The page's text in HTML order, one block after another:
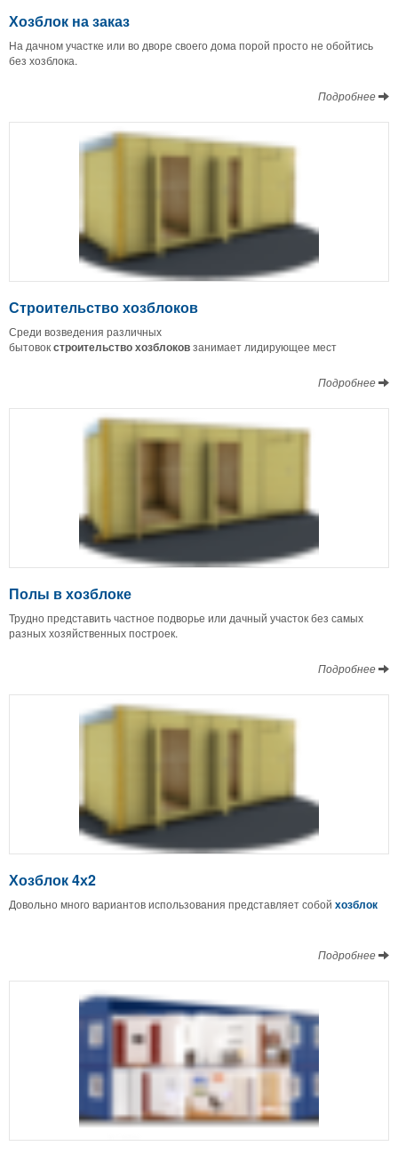
Хозблок на заказ
На дачном участке или во дворе своего дома порой просто не обойтись
без хозблока.
Подробнее
Строительство хозблоков
Среди возведения различных
бытовокстроительствохозблоковзанимает лидирующее мест
Подробнее
Полы в хозблоке
Трудно представить частное подворье или дачный участок без самых
разных хозяйственных построек.
Подробнее
Хозблок 4х2
Довольно много вариантов использования представляет собой хозблок
Подробнее